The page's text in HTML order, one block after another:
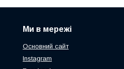
Ми в мережі
Основний сайт
Instagram